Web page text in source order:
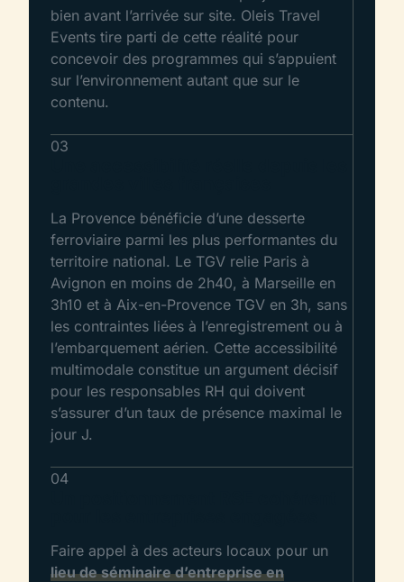
bien avant l’arrivée sur site. Oleis Travel
Events tire parti de cette réalité pour
concevoir des programmes qui s’appuient
sur l’environnement autant que sur le
contenu.
03
La Provence bénéficie d’une desserte
ferroviaire parmi les plus performantes du
territoire national. Le TGV relie Paris à
Avignon en moins de 2h40, à Marseille en
3h10 et à Aix-en-Provence TGV en 3h, sans
les contraintes liées à l’enregistrement ou à
l’embarquement aérien. Cette accessibilité
multimodale constitue un argument décisif
pour les responsables RH qui doivent
s’assurer d’un taux de présence maximal le
jour J.
04
Faire appel à des acteurs locaux pour un
lieu de séminaire d’entreprise en